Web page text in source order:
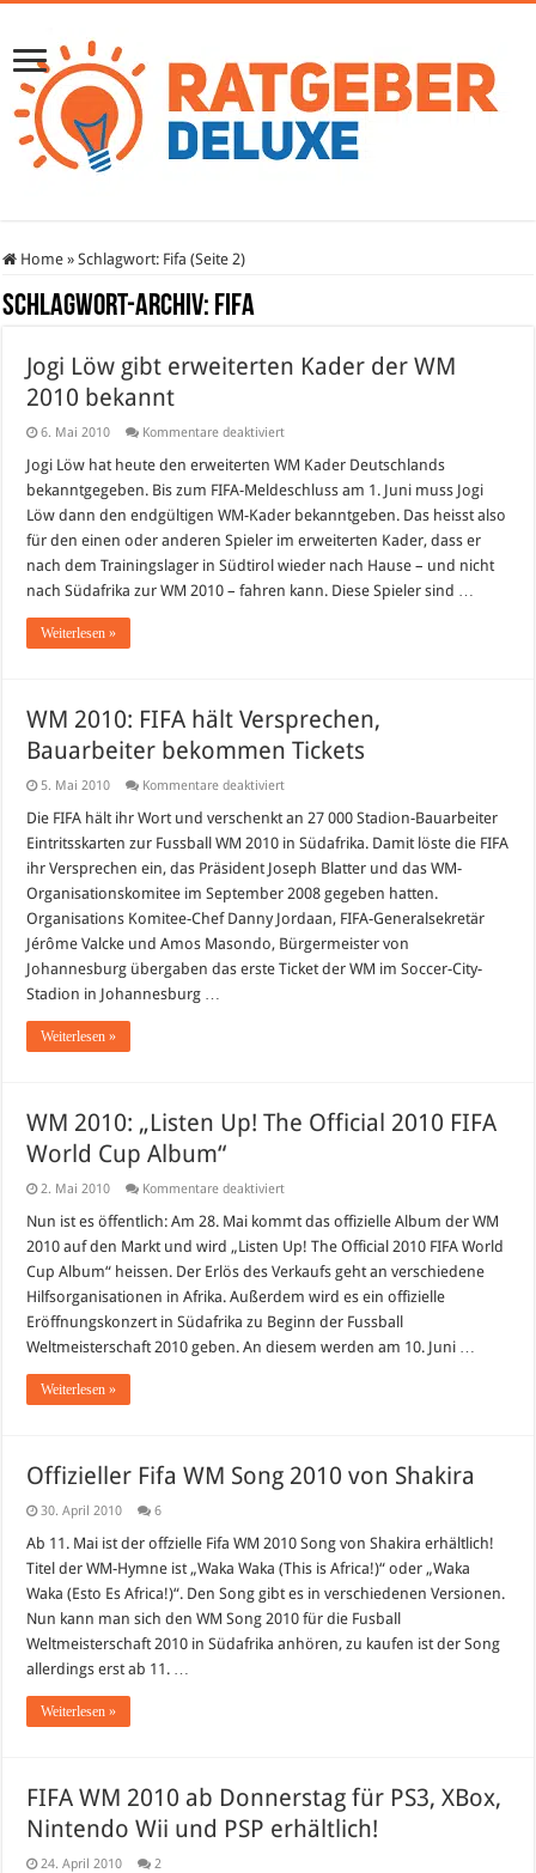
Home » Schlagwort: Fifa (Seite 2)
Schlagwort-Archiv: Fifa
Jogi Löw gibt erweiterten Kader der WM
2010 bekannt
6. Mai 2010 Kommentare deaktiviertfür
Löw
erweiterten
Kader
der
WM
2010
bekannt
Jogi Löw hat heute den erweiterten WM Kader Deutschlands
bekanntgegeben. Bis zum FIFA-Meldeschluss am 1. Juni muss Jogi
Löw dann den endgültigen WM-Kader bekanntgeben. Das heisst also
für den einen oder anderen Spieler im erweiterten Kader, dass er
nach dem Trainingslager in Südtirol wieder nach Hause – und nicht
nach Südafrika zur WM 2010 – fahren kann. Diese Spieler sind …
Weiterlesen »
WM 2010: FIFA hält Versprechen,
Bauarbeiter bekommen Tickets
5. Mai 2010 Kommentare deaktiviertfür
2010:
hält
Versprechen,
Bauarbeiter
bekommen
Tickets
Die FIFA hält ihr Wort und verschenkt an 27 000 Stadion-Bauarbeiter
Eintritsskarten zur Fussball WM 2010 in Südafrika. Damit löste die FIFA
ihr Versprechen ein, das Präsident Joseph Blatter und das WM-
Organisationskomitee im September 2008 gegeben hatten.
Organisations Komitee-Chef Danny Jordaan, FIFA-Generalsekretär
Jérôme Valcke und Amos Masondo, Bürgermeister von
Johannesburg übergaben das erste Ticket der WM im Soccer-City-
Stadion in Johannesburg …
Weiterlesen »
WM 2010: „Listen Up! The Official 2010 FIFA
World Cup Album“
2. Mai 2010 Kommentare deaktiviertfür
2010:
Up!
The
Official
2010
FIFA
World
Cup
Nun ist es öffentlich: Am 28. Mai kommt das offizielle Album der WM
2010 auf den Markt und wird „Listen Up! The Official 2010 FIFA World
Cup Album“ heissen. Der Erlös des Verkaufs geht an verschiedene
Hilfsorganisationen in Afrika. Außerdem wird es ein offizielle
Eröffnungskonzert in Südafrika zu Beginn der Fussball
Weltmeisterschaft 2010 geben. An diesem werden am 10. Juni …
Weiterlesen »
Offizieller Fifa WM Song 2010 von Shakira
30. April 2010 6
Ab 11. Mai ist der offzielle Fifa WM 2010 Song von Shakira erhältlich!
Titel der WM-Hymne ist „Waka Waka (This is Africa!)“ oder „Waka
Waka (Esto Es Africa!)“. Den Song gibt es in verschiedenen Versionen.
Nun kann man sich den WM Song 2010 für die Fusball
Weltmeisterschaft 2010 in Südafrika anhören, zu kaufen ist der Song
allerdings erst ab 11. …
Weiterlesen »
FIFA WM 2010 ab Donnerstag für PS3, XBox,
Nintendo Wii und PSP erhältlich!
24. April 2010 2